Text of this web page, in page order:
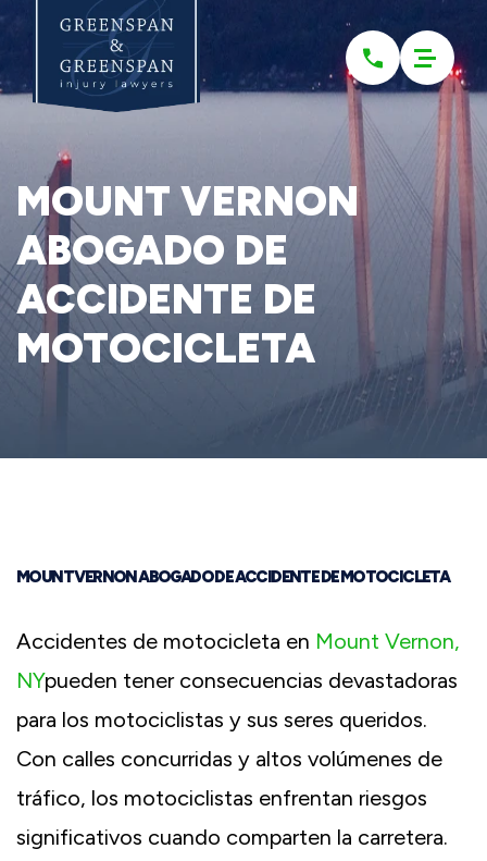
includes
MOUNT VERNON
ABOGADO DE
ACCIDENTE DE
MOTOCICLETA
MOUNT VERNON ABOGADO DE ACCIDENTE DE MOTOCICLETA
Accidentes de motocicleta en Mount Vernon,
NYpueden tener consecuencias devastadoras
para los motociclistas y sus seres queridos.
Con calles concurridas y altos volúmenes de
tráfico, los motociclistas enfrentan riesgos
significativos cuando comparten la carretera.